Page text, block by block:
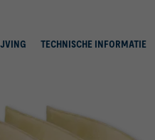
TECHNISCHE INFORMATIE